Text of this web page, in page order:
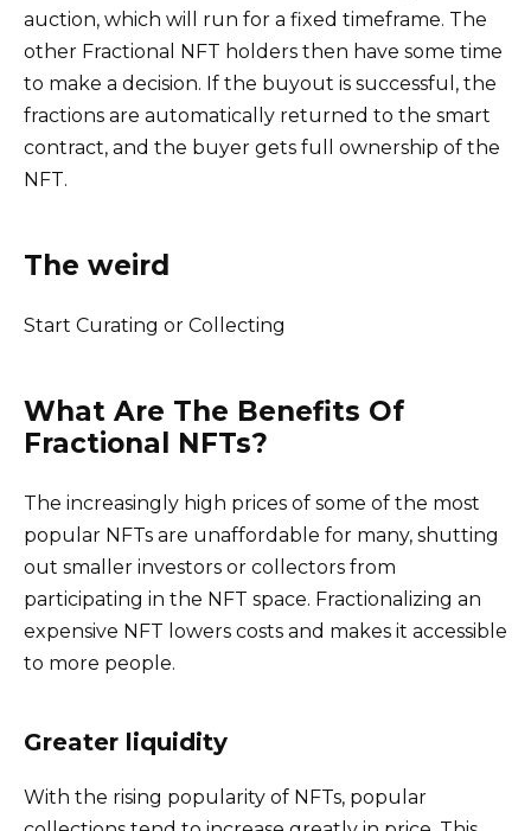
auction, which will run for a fixed timeframe. The
other Fractional NFT holders then have some time
to make a decision. If the buyout is successful, the
fractions are automatically returned to the smart
contract, and the buyer gets full ownership of the
NFT.
The weird
Start Curating or Collecting
What Are The Benefits Of
Fractional NFTs?
The increasingly high prices of some of the most
popular NFTs are unaffordable for many, shutting
out smaller investors or collectors from
participating in the NFT space. Fractionalizing an
expensive NFT lowers costs and makes it accessible
to more people.
Greater liquidity
With the rising popularity of NFTs, popular